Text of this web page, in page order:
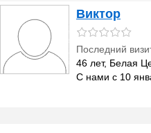
Виктор
Последний
46 лет, Белая
С нами с 10